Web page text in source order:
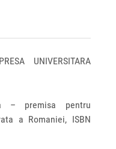
UNIVERSITARA
– premisa pentru
a Romaniei, ISBN